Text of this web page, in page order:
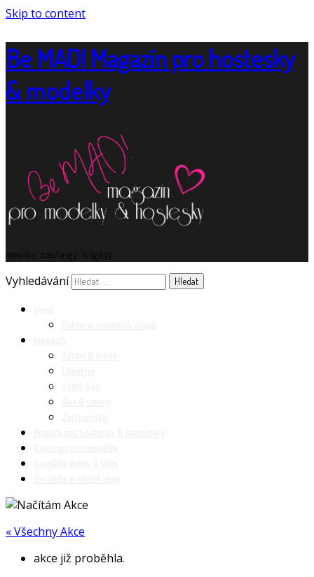
Skip to content
Be MAD! Magazín pro hostesky
& modelky
novinky, castingy, brigády
Vyhledávání
« Všechny Akce
akce již proběhla.